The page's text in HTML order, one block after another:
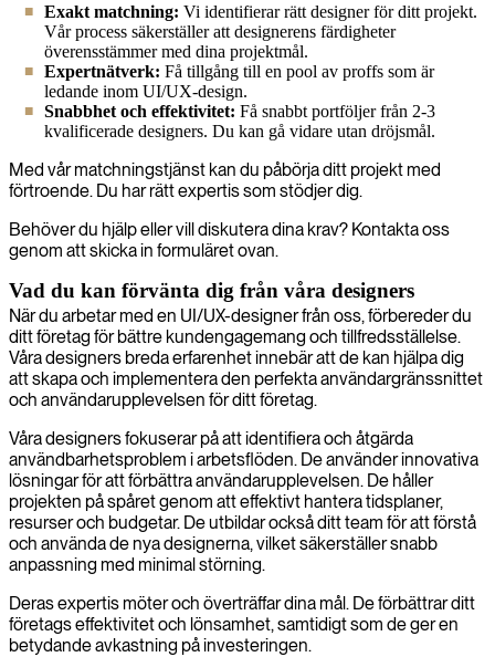
Exakt matchning: Vi identifierar rätt designer för ditt projekt.
Vår process säkerställer att designerens färdigheter
överensstämmer med dina projektmål.
Expertnätverk: Få tillgång till en pool av proffs som är
ledande inom UI/UX-design.
Snabbhet och effektivitet: Få snabbt portföljer från 2-3
kvalificerade designers. Du kan gå vidare utan dröjsmål.
Med vår matchningstjänst kan du påbörja ditt projekt med
förtroende. Du har rätt expertis som stödjer dig.
Behöver du hjälp eller vill diskutera dina krav? Kontakta oss
genom att skicka in formuläret ovan.
Vad du kan förvänta dig från våra designers
När du arbetar med en UI/UX-designer från oss, förbereder du
ditt företag för bättre kundengagemang och tillfredsställelse.
Våra designers breda erfarenhet innebär att de kan hjälpa dig
att skapa och implementera den perfekta användargränssnittet
och användarupplevelsen för ditt företag.
Våra designers fokuserar på att identifiera och åtgärda
användbarhetsproblem i arbetsflöden. De använder innovativa
lösningar för att förbättra användarupplevelsen. De håller
projekten på spåret genom att effektivt hantera tidsplaner,
resurser och budgetar. De utbildar också ditt team för att förstå
och använda de nya designerna, vilket säkerställer snabb
anpassning med minimal störning.
Deras expertis möter och överträffar dina mål. De förbättrar ditt
företags effektivitet och lönsamhet, samtidigt som de ger en
betydande avkastning på investeringen.